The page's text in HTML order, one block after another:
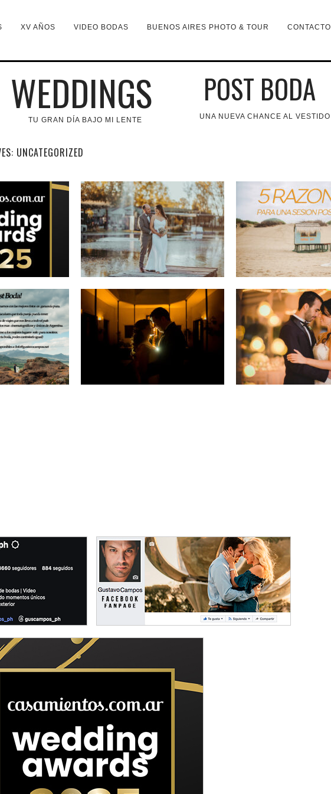
XV AÑOS VIDEO BODAS BUENOS AIRES PHOTO & TOUR CONTACTO
WEDDINGS
TU GRAN DÍA BAJO MI LENTE
POST BODA
UNA NUEVA CHANCE AL VESTIDO
UNCATEGORIZED